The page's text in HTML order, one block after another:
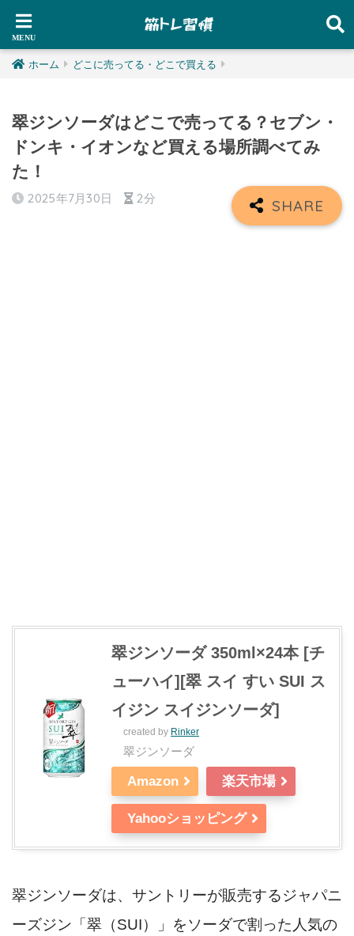
ホーム どこに売ってる・どこで買える
翠ジンソーダはどこで売ってる？セブン・
ドンキ・イオンなど買える場所調べてみ
た！
2025年7月30日 2分
翠ジンソーダ 350ml×24本 [チ
ューハイ][翠 スイ すい SUI ス
イジン スイジンソーダ]
created by Rinker
翠ジンソーダ
Amazon 楽天市場
Yahooショッピング
翠ジンソーダは、サントリーが販売するジャパニ
ーズジン「翠（SUI）」をソーダで割った人気の